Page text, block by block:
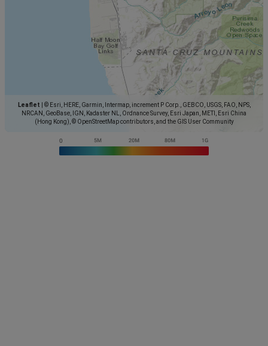
Leaflet
© Esri, HERE, Garmin, Intermap, increment P Corp., GEBCO, USGS, FAO, NPS,
NRCAN, GeoBase, IGN, Kadaster NL, Ordnance Survey, Esri Japan, METI, Esri China
(Hong Kong), © OpenStreetMap contributors, and the GIS User Community